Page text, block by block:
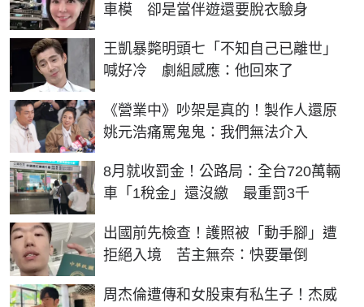
車模 卻是當伴遊還要脫衣驗身
王凱暴斃明頭七「不知自己已離世」
喊好冷 劇組感應：他回來了
《營業中》吵架是真的！製作人還原
姚元浩痛罵鬼鬼：我們無法介入
8月就收罰金！公路局：全台720萬輛
車「1稅金」還沒繳 最重罰3千
出國前先檢查！護照被「動手腳」遭
拒絕入境 苦主無奈：快要暈倒
周杰倫遭傳和女股東有私生子！杰威